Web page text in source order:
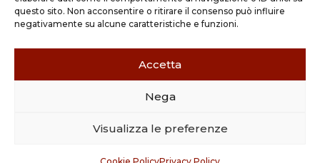
questo sito. Non acconsentire o ritirare il consenso può influire
negativamente su alcune caratteristiche e funzioni.
Accetta
Nega
Visualizza le preferenze
Grassobbio BG (24050)
Copyright © 2026 STUDIO TISI SRL –
03263800165 |Credits| Cookie Policy